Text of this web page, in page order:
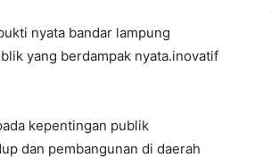
nyata bandar lampung
yang berdampak nyata.inovatif
kepentingan publik
dan pembangunan di daerah